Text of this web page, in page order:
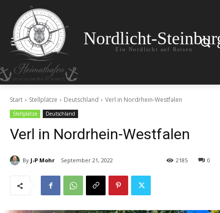
Nordlicht-
Ein Nordlicht auf Reisen
Start Stellplätze Deutschland Verl in Nordrhein-Westfalen
Stellplätze Deutschland
Verl in Nordrhein-Westfalen
By J-P Mohr September 21, 2022 0
2185